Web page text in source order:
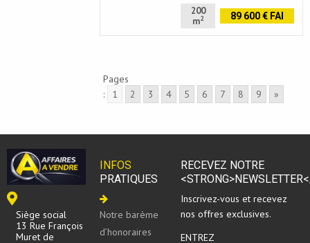
200
m2 89 600 € FAI
Pages
:
1 2 3 4 5 6 7 8 9 »
Siège social
13 Rue François
Muret de
INFOS
PRATIQUES
Notre barème
d’honoraires
RECEVEZ NOTRE
Inscrivez-vous et recevez
nos offres exclusives.
ENTREZ